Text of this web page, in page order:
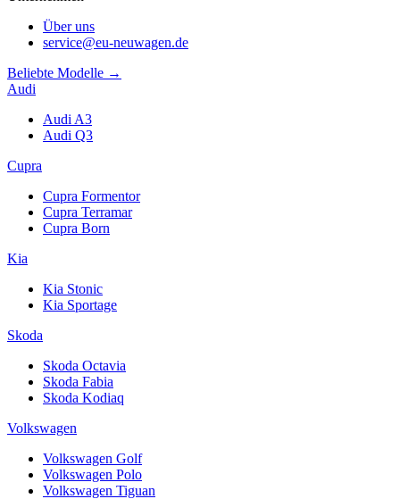
Über uns
service@eu-neuwagen.de
Beliebte Modelle →
Audi
Audi A3
Audi Q3
Cupra
Cupra Formentor
Cupra Terramar
Cupra Born
Kia
Kia Stonic
Kia Sportage
Skoda
Skoda Octavia
Skoda Fabia
Skoda Kodiaq
Volkswagen
Volkswagen Golf
Volkswagen Polo
Volkswagen Tiguan